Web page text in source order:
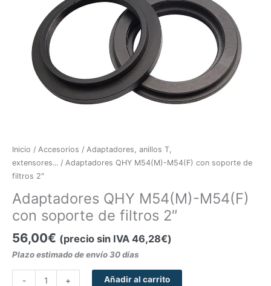
Inicio / Accesorios / Adaptadores, anillos T,
extensores... / Adaptadores QHY M54(M)-M54(F) con soporte de
filtros 2″
Adaptadores QHY M54(M)-M54(F)
con soporte de filtros 2″
56,00€ (precio sin IVA 46,28€)
Plazo estimado de envío 30 días
-
soporte
filtros
cantidad
+ Añadir al carrito